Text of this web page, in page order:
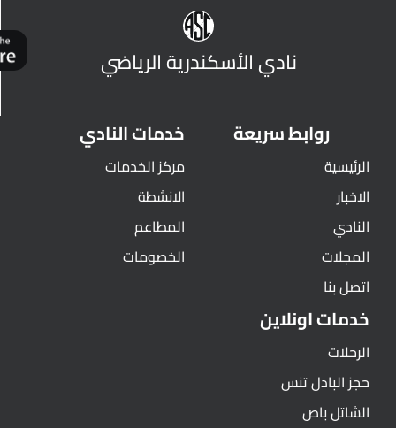
نادي الأسكندرية الرياضي
روابط سريعة
الرئيسية
الاخبار
النادي
المجلات
اتصل بنا
خدمات النادي
مركز الخدمات
الانشطة
المطاعم
الخصومات
خدمات اونلاين
الرحلات
حجز البادل تنس
الشاتل باص